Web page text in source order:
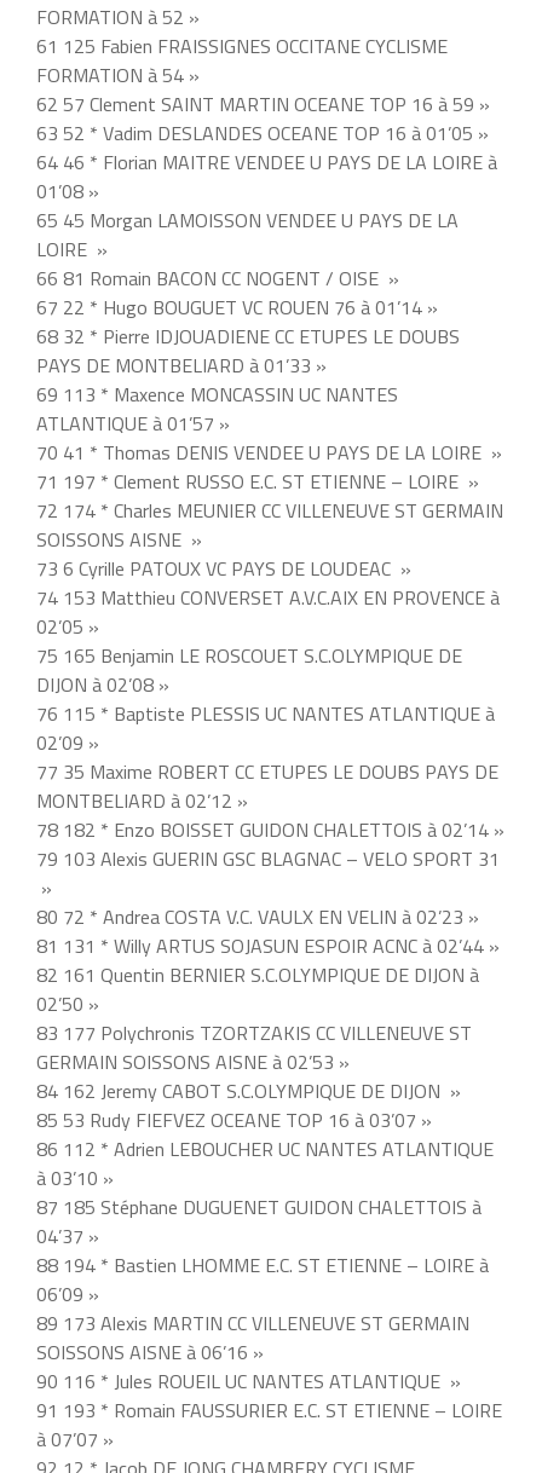
FORMATION à 52 »
61 125 Fabien FRAISSIGNES OCCITANE CYCLISME
FORMATION à 54 »
62 57 Clement SAINT MARTIN OCEANE TOP 16 à 59 »
63 52 * Vadim DESLANDES OCEANE TOP 16 à 01’05 »
64 46 * Florian MAITRE VENDEE U PAYS DE LA LOIRE à
01’08 »
65 45 Morgan LAMOISSON VENDEE U PAYS DE LA
LOIRE »
66 81 Romain BACON CC NOGENT / OISE »
67 22 * Hugo BOUGUET VC ROUEN 76 à 01’14 »
68 32 * Pierre IDJOUADIENE CC ETUPES LE DOUBS
PAYS DE MONTBELIARD à 01’33 »
69 113 * Maxence MONCASSIN UC NANTES
ATLANTIQUE à 01’57 »
70 41 * Thomas DENIS VENDEE U PAYS DE LA LOIRE »
71 197 * Clement RUSSO E.C. ST ETIENNE – LOIRE »
72 174 * Charles MEUNIER CC VILLENEUVE ST GERMAIN
SOISSONS AISNE »
73 6 Cyrille PATOUX VC PAYS DE LOUDEAC »
74 153 Matthieu CONVERSET A.V.C.AIX EN PROVENCE à
02’05 »
75 165 Benjamin LE ROSCOUET S.C.OLYMPIQUE DE
DIJON à 02’08 »
76 115 * Baptiste PLESSIS UC NANTES ATLANTIQUE à
02’09 »
77 35 Maxime ROBERT CC ETUPES LE DOUBS PAYS DE
MONTBELIARD à 02’12 »
78 182 * Enzo BOISSET GUIDON CHALETTOIS à 02’14 »
79 103 Alexis GUERIN GSC BLAGNAC – VELO SPORT 31
»
80 72 * Andrea COSTA V.C. VAULX EN VELIN à 02’23 »
81 131 * Willy ARTUS SOJASUN ESPOIR ACNC à 02’44 »
82 161 Quentin BERNIER S.C.OLYMPIQUE DE DIJON à
02’50 »
83 177 Polychronis TZORTZAKIS CC VILLENEUVE ST
GERMAIN SOISSONS AISNE à 02’53 »
84 162 Jeremy CABOT S.C.OLYMPIQUE DE DIJON »
85 53 Rudy FIEFVEZ OCEANE TOP 16 à 03’07 »
86 112 * Adrien LEBOUCHER UC NANTES ATLANTIQUE
à 03’10 »
87 185 Stéphane DUGUENET GUIDON CHALETTOIS à
04’37 »
88 194 * Bastien LHOMME E.C. ST ETIENNE – LOIRE à
06’09 »
89 173 Alexis MARTIN CC VILLENEUVE ST GERMAIN
SOISSONS AISNE à 06’16 »
90 116 * Jules ROUEIL UC NANTES ATLANTIQUE »
91 193 * Romain FAUSSURIER E.C. ST ETIENNE – LOIRE
à 07’07 »